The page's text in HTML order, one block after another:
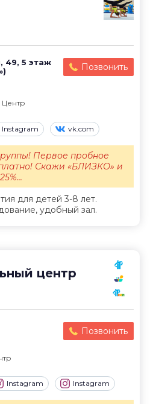
49, 5 этаж
Позвонить
Центр
Instagram vk.com
для детей 3-8 лет.
удобный зал.
Первое пробное
Скажи «БЛИЗКО» и
центр
Позвонить
Instagram Instagram